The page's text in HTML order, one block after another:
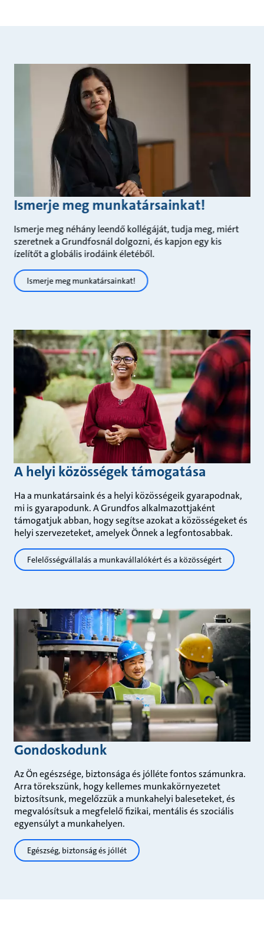
Ismerje meg munkatársainkat!
Ismerje meg néhány leendő kollégáját, tudja meg, miért
szeretnek a Grundfosnál dolgozni, és kapjon egy kis
ízelítőt a globális irodáink életéből.
Ismerje meg munkatársainkat!
A helyi közösségek támogatása
Ha a munkatársaink és a helyi közösségeik gyarapodnak,
mi is gyarapodunk. A Grundfos alkalmazottjaként
támogatjuk abban, hogy segítse azokat a közösségeket és
helyi szervezeteket, amelyek Önnek a legfontosabbak.
Felelősségvállalás a munkavállalókért és a közösségért
Gondoskodunk
Az Ön egészsége, biztonsága és jólléte fontos számunkra.
Arra törekszünk, hogy kellemes munkakörnyezetet
biztosítsunk, megelőzzük a munkahelyi baleseteket, és
megvalósítsuk a megfelelő fizikai, mentális és szociális
egyensúlyt a munkahelyen.
Egészség, biztonság és jóllét